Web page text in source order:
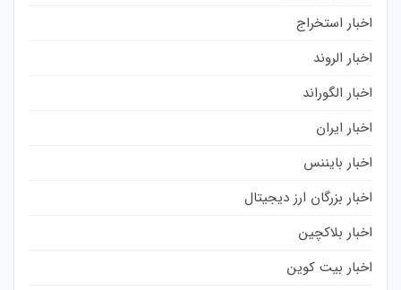
اخبار استخراج
اخبار الروند
اخبار الگوراند
اخبار ایران
اخبار بایننس
اخبار بزرگان ارز دیجیتال
اخبار بلاکچین
اخبار بیت کوین